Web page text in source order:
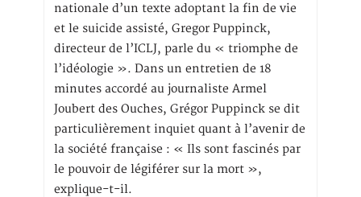
nationale d’un texte adoptant la fin de vie
et le suicide assisté, Gregor Puppinck,
directeur de l’ICLJ, parle du « triomphe de
l’idéologie ». Dans un entretien de 18
minutes accordé au journaliste Armel
Joubert des Ouches, Grégor Puppinck se dit
particulièrement inquiet quant à l’avenir de
la société française : « Ils sont fascinés par
le pouvoir de légiférer sur la mort »,
explique-t-il.